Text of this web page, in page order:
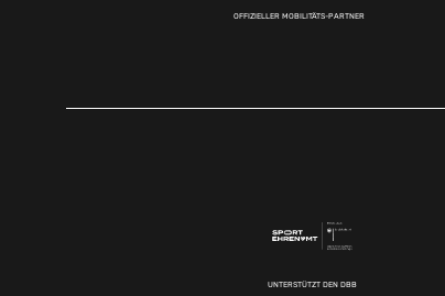
OFFIZIELLER MOBILITÄTS-PARTNER
UNTERSTÜTZT DEN DBB